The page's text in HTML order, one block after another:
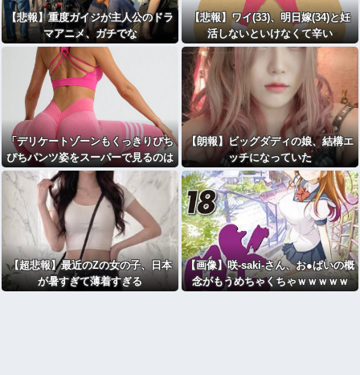
【悲報】重度ガイジが主人公のドラ
マアニメ、ガチでな
い・・・・・・・・・
【悲報】ワイ(33)、明日嫁(34)と妊
活しないといけなくて辛い
「デリケートゾーンもくっきりぴち
ぴちパンツ姿をスーパーで見るのは
不快」発言に反論が殺到 [56763750
4]
【朗報】ビッグダディの娘、結構エ
ッチになっていた
【超悲報】最近のZの女の子、日本
が暑すぎて薄着すぎる
【画像】咲-saki-さん、お●ぱいの概
念がもうめちゃくちゃｗｗｗｗｗ